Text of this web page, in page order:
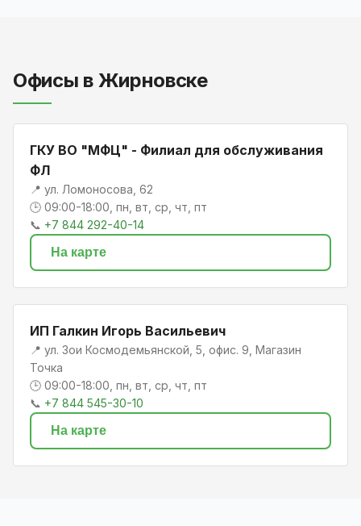
Офисы в Жирновске
ГКУ ВО "МФЦ" - Филиал для обслуживания
ФЛ
📍 ул. Ломоносова, 62
🕒 09:00-18:00, пн, вт, ср, чт, пт
📞 +7 844 292-40-14
На карте
ИП Галкин Игорь Васильевич
📍 ул. Зои Космодемьянской, 5, офис. 9, Магазин
Точка
🕒 09:00-18:00, пн, вт, ср, чт, пт
📞 +7 844 545-30-10
На карте